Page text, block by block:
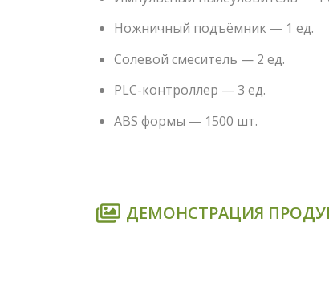
Ножничный подъёмник — 1 ед.
Солевой смеситель — 2 ед.
PLC-контроллер — 3 ед.
ABS формы — 1500 шт.
ДЕМОНСТРАЦИЯ